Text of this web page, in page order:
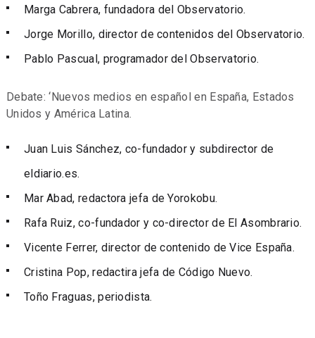
Marga Cabrera, fundadora del Observatorio.
Jorge Morillo, director de contenidos del Observatorio.
Pablo Pascual, programador del Observatorio.
Debate: ‘Nuevos medios en español en España, Estados
Unidos y América Latina.
Juan Luis Sánchez, co-fundador y subdirector de
eldiario.es.
Mar Abad, redactora jefa de Yorokobu.
Rafa Ruiz, co-fundador y co-director de El Asombrario.
Vicente Ferrer, director de contenido de Vice España.
Cristina Pop, redactira jefa de Código Nuevo.
Toño Fraguas, periodista.